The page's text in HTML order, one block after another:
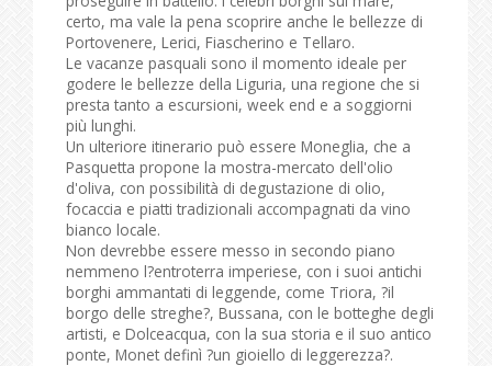
certo, ma vale la pena scoprire anche le bellezze di
Portovenere, Lerici, Fiascherino e Tellaro.
Le vacanze pasquali sono il momento ideale per
godere le bellezze della Liguria, una regione che si
presta tanto a escursioni, week end e a soggiorni
più lunghi.
Un ulteriore itinerario può essere Moneglia, che a
Pasquetta propone la mostra-mercato dell'olio
d'oliva, con possibilità di degustazione di olio,
focaccia e piatti tradizionali accompagnati da vino
bianco locale.
Non devrebbe essere messo in secondo piano
nemmeno l?entroterra imperiese, con i suoi antichi
borghi ammantati di leggende, come Triora, ?il
borgo delle streghe?, Bussana, con le botteghe degli
artisti, e Dolceacqua, con la sua storia e il suo antico
ponte, Monet definì ?un gioiello di leggerezza?.